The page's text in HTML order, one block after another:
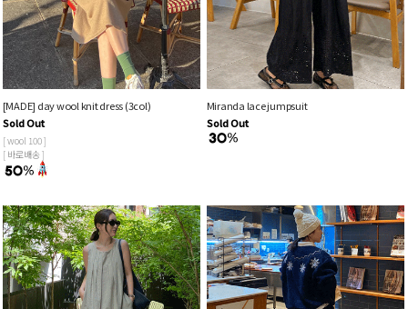
[MADE] day wool knit dress (3col)
Sold Out
[ wool 100 ]
[ 바로배송 ]
Miranda lace jumpsuit
Sold Out